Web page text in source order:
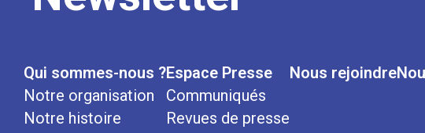
Qui sommes-nous ?
Notre organisation
Notre histoire
Espace Presse
Communiqués
Revues de presse
Nous rejoindre